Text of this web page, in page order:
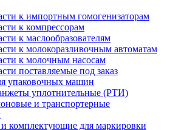
к импортным гомогенизаторам
к компрессорам
к маслообразователям
к молокоразливочным автоматам
к молочным насосам
поставляемые под заказ
упаковочных машин
уплотнительные (РТИ)
и транспортерные
комплектующие для маркировки